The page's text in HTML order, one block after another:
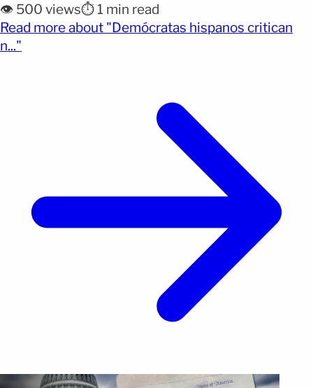
nueva política migratoria impulsada por la
Administración de Donald Trump. La medida
obligará a migrantes con visas temporales a salir
👁️ 500 views⏱️ 1 min read
Read more about "Demócratas hispanos critican
n..."